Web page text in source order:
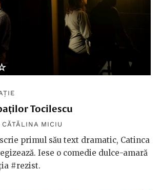
Tocilescu
CĂTĂLINA MICIU
primul său text dramatic, Catinca
Iese o comedie dulce-amară
#rezist.